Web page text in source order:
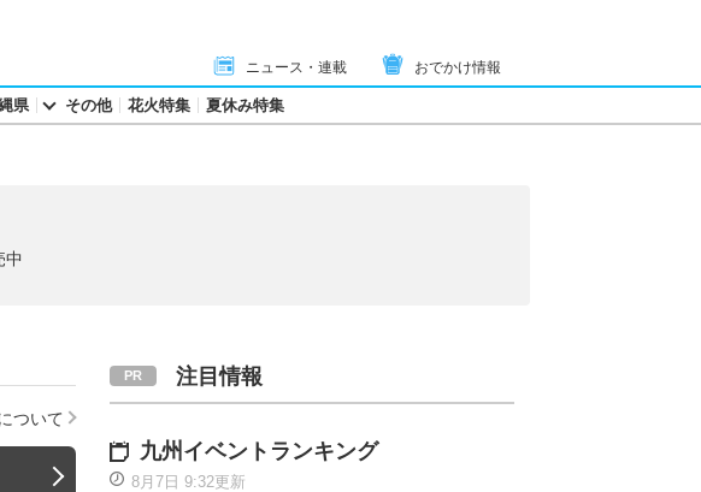
ニュース・連載 おでかけ情報
県 その他 花火特集 夏休み特集
中
ついて
注目情報
九州イベントランキング
8月7日 9:32更新